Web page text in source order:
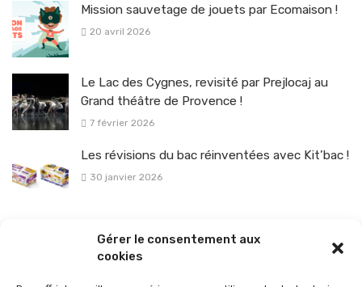
Gérer le consentement aux
cookies
Mission sauvetage de jouets par Ecomaison !
20 avril 2026
Le Lac des Cygnes, revisité par Prejlocaj au
Grand théâtre de Provence !
7 février 2026
Les révisions du bac réinventées avec Kit’bac !
30 janvier 2026